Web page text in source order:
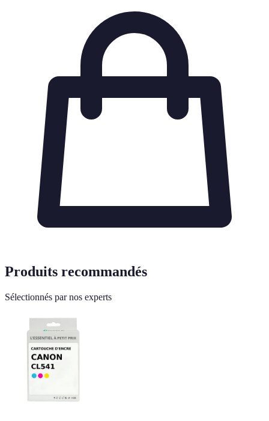
Produits recommandés
Sélectionnés par nos experts